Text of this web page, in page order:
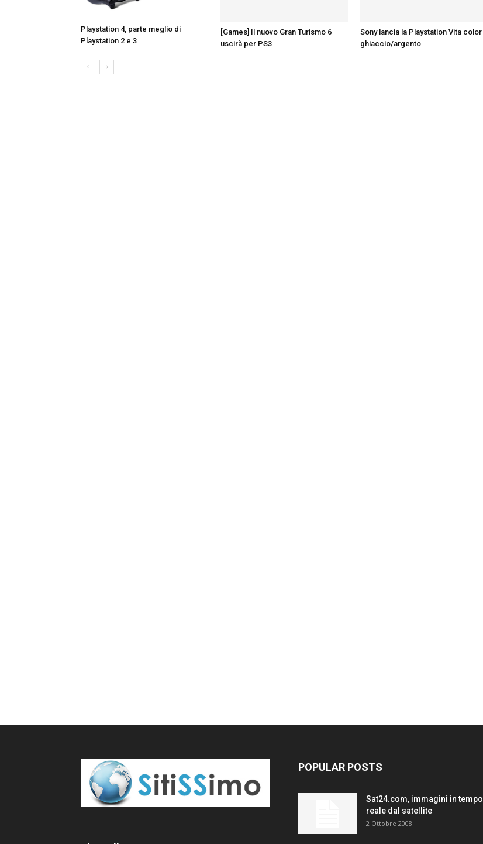
Playstation 4, parte meglio di
Playstation 2 e 3
[Games] Il nuovo Gran Turismo 6
uscirà per PS3
Sony lancia la Playstation Vita color
ghiaccio/argento
POPULAR POSTS
Sat24.com, immagini in tempo
reale dal satellite
2 Ottobre 2008